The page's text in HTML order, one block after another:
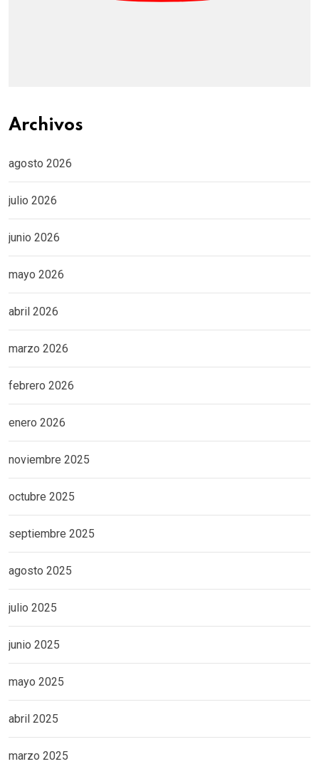
Archivos
agosto 2026
julio 2026
junio 2026
mayo 2026
abril 2026
marzo 2026
febrero 2026
enero 2026
noviembre 2025
octubre 2025
septiembre 2025
agosto 2025
julio 2025
junio 2025
mayo 2025
abril 2025
marzo 2025